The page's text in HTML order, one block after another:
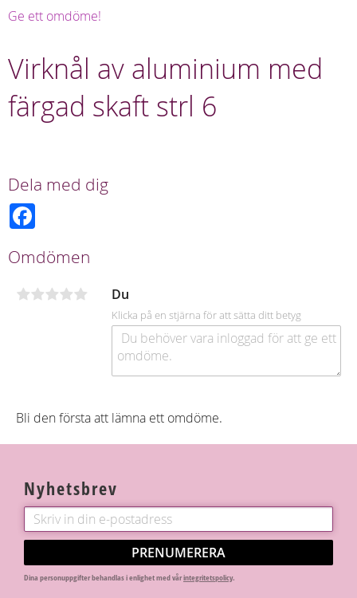
Ge ett omdöme!
Virknål av aluminium med
färgad skaft strl 6
Dela med dig
b
o
k
Omdömen
Du
Klicka på en stjärna för att sätta ditt betyg
Bli den första att lämna ett omdöme.
Nyhetsbrev
PRENUMERERA
Dina personuppgifter behandlas i enlighet med vårintegritetspolicy.